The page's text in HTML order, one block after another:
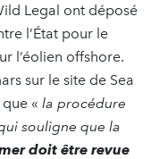
Legal ont déposé
l’État pour le
l’éolien offshore.
sur le site de Sea
« la procédure
souligne que la
doit être revue